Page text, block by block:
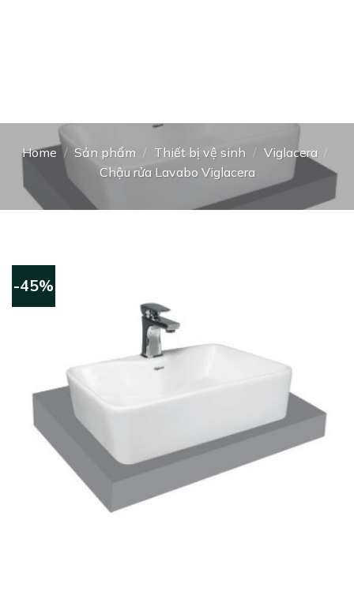
Home / Sản phẩm / Thiết bị vệ sinh / Viglacera /
Chậu rửa Lavabo Viglacera
-45%